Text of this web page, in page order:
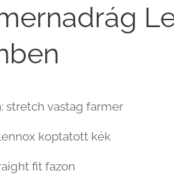
stretch vastag farmer
koptatott kék
fit fazon